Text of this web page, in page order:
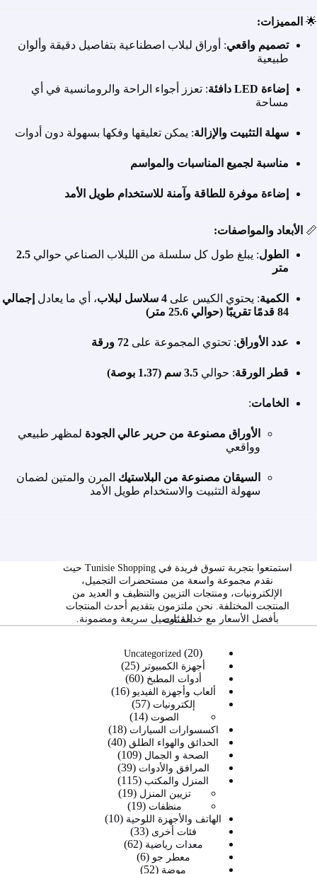
🌟 المميزات:
تصميم واقعي: أوراق لبلاب اصطناعية بتفاصيل دقيقة وألوان
طبيعية
إضاءة LED دافئة
: تعزز أجواء الراحة والرومانسية في أي
مساحة
سهلة التثبيت والإزالة: يمكن تعليقها وفكها بسهولة دون أدوات
مناسبة لجميع المناسبات والمواسم
إضاءة موفرة للطاقة وآمنة للاستخدام طويل الأمد
📏 الأبعاد والمواصفات:
الطول: يبلغ طول كل سلسلة من اللبلاب الصناعي حوالي 2.5
متر
الكمية: يحتوي الكيس على 4 سلاسل لبلاب ، أي ما يعادل إجمالي
84 قدمًا تقريبًا (حوالي 25.6 متر)
عدد الأوراق: تحتوي المجموعة على 72 ورقة
قطر الورقة: حوالي 3.5 سم (1.37 بوصة)
الخامات:
الأوراق مصنوعة من حرير عالي الجودة لمظهر طبيعي
وواقعي
السيقان مصنوعة من البلاستيك المرن والمتين لضمان
سهولة التثبيت والاستخدام طويل الأمد
استمتعوا بتجربة تسوق فريدة في Tunisie Shopping حيث
نقدم مجموعة واسعة من مستحضرات التجميل،
الإلكترونيات، ومنتجات التزيين والتنظيف و العديد من
المنتجت المختلفة. نحن ملتزمون بتقديم أحدث المنتجات
بأفضل الأسعار مع خدمة توصيل سريعة ومضمونة.
الفئات
Uncategorized 20
20
منتج
أجهزة الكمبيوتر 25
25
منتج
أدوات المطبخ 60
60
منتج ألعاب وأجهزة الفيديو 16
16
إلكترونيات 57
57
منتج
الصوت 14
14
منتجاكسسوارات السيارات 18
18
منتج
الحدائق والهواء الطلق 40
40
الصحة و الجمال 109
109
منتجات
المرافق والأدوات 39
39
منتج
المنزل والمكتب 115
115
منتج
تزيين المنزل 19
19
منظفات 19
19
منتجالهاتف والأجهزة اللوحية 10
10
فئات أخرى 33
33
منتج
معدات رياضية 62
62
معطر جو 6
6
منتجات
موضة 52
52